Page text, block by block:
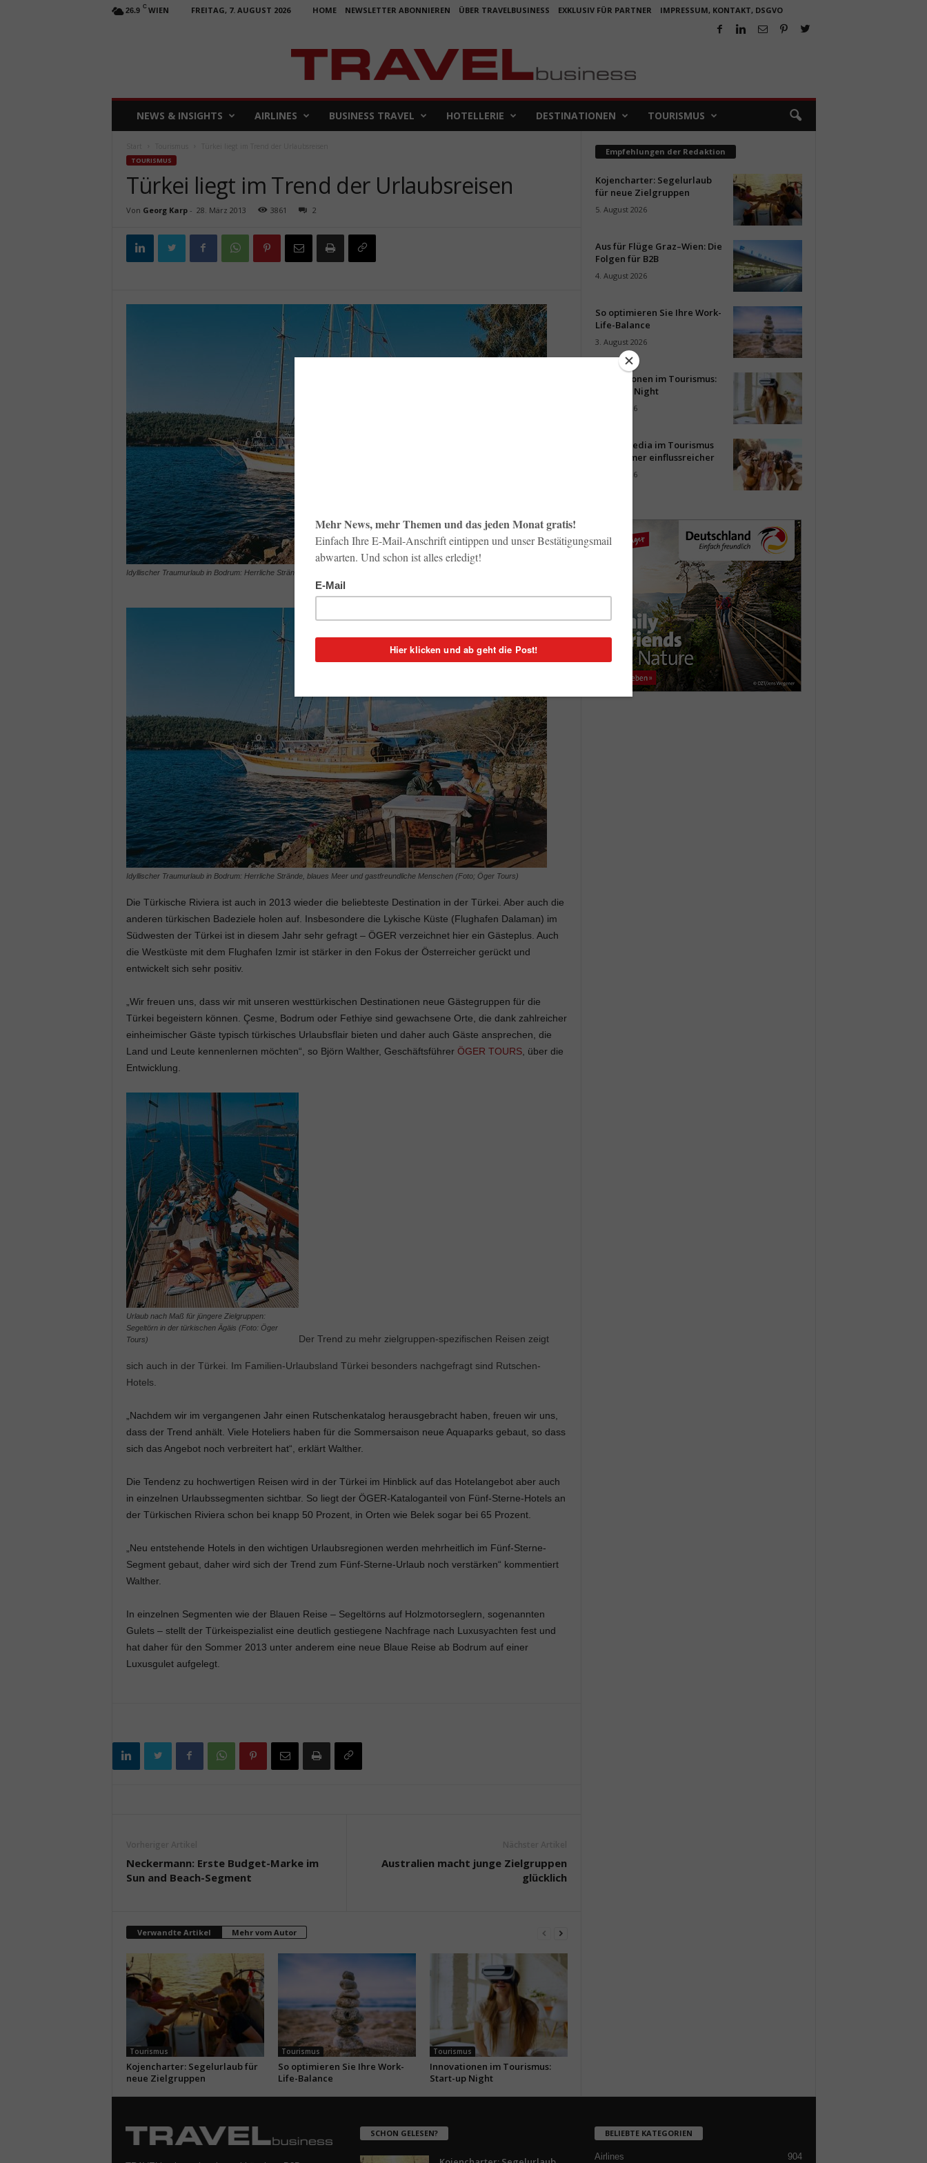
26.9 C WIEN FREITAG, 7. AUGUST 2026 HOME NEWSLETTER ABONNIEREN ÜBER TRAVELBUSINESS EXKLUSIV FÜR PARTNER IMPRESSUM, KONTAKT, DSGVO
A
NEWS & INSIGHTS AIRLINES BUSINESS TRAVEL HOTELLERIE DESTINATIONEN TOURISMUS
TOURISMUS
Türkei liegt im Trend der Urlaubsreisen
Von Georg Karp- 28. März 2013 3861 2
Idyllischer Traumurlaub in Bodrum: Herrliche Strände, blaues Meer und gastfreundliche Menschen (Foto; Thomas Cook)
Idyllischer Traumurlaub in Bodrum: Herrliche Strände, blaues Meer und gastfreundliche Menschen (Foto; Öger Tours)
Die Türkische Riviera ist auch in 2013 wieder die beliebteste Destination in der Türkei. Aber auch die
anderen türkischen Badeziele holen auf. Insbesondere die Lykische Küste (Flughafen Dalaman) im
Südwesten der Türkei ist in diesem Jahr sehr gefragt – ÖGER verzeichnet hier ein Gästeplus. Auch
die Westküste mit dem Flughafen Izmir ist stärker in den Fokus der Österreicher gerückt und
entwickelt sich sehrpositiv.
„Wir freuen uns, dass wir mit unseren westtürkischen Destinationen neue Gästegruppen für die
Türkei begeistern können. Çesme, Bodrum oder Fethiye sind gewachsene Orte, die dank zahlreicher
einheimischer Gäste typisch türkisches Urlaubsflair bieten und daher auch Gäste ansprechen, die
Land und Leute kennenlernen möchten“, so Björn Walther, Geschäftsführer ÖGER TOURS, über die
Entwicklung.
Urlaub nach Maß für jüngere Zielgruppen:
Segeltörn in der türkischen Ägäis (Foto: Öger
Tours)
Der Trend zu mehr zielgruppen-spezifischen Reisen zeigt
sich auch in der Türkei. Im Familien-Urlaubsland Türkei besonders nachgefragt sind Rutschen-
Hotels.
„Nachdem wir im vergangenen Jahr einen Rutschenkatalog herausgebracht haben, freuen wir uns,
dass der Trend anhält. Viele Hoteliers haben für die Sommersaison neue Aquaparks gebaut, so dass
sich das Angebot noch verbreitert hat“, erklärt Walther.
Die Tendenz zu hochwertigen Reisen wird in der Türkei im Hinblick auf das Hotelangebot aber auch
in einzelnen Urlaubssegmenten sichtbar. So liegt der ÖGER-Kataloganteil von Fünf-Sterne-Hotels an
der Türkischen Riviera schon bei knapp 50 Prozent, in Orten wie Belek sogar bei 65 Prozent.
„Neu entstehende Hotels in den wichtigen Urlaubsregionen werden mehrheitlich im Fünf-Sterne-
Segment gebaut, daher wird sich der Trend zum Fünf-Sterne-Urlaub noch verstärken“ kommentiert
Walther.
In einzelnen Segmenten wie der Blauen Reise – Segeltörns auf Holzmotorseglern, sogenannten
Gulets – stellt der Türkeispezialist eine deutlich gestiegene Nachfrage nach Luxusyachten fest und
hat daher für den Sommer 2013 unter anderem eine neue Blaue Reise ab Bodrum auf einer
Luxusgulet aufgelegt.
Neckermann: Erste Budget-Marke im
Sun and Beach-Segment
Australien macht junge Zielgruppen
glücklich
Verwandte Artikel Mehr vom Autor
Tourismus
Kojencharter: Segelurlaub für
neue Zielgruppen
Tourismus
So optimieren Sie Ihre Work-
Life-Balance
Tourismus
Innovationen im Tourismus:
Start-up Night
Empfehlungen der Redaktion
Kojencharter: Segelurlaub
für neue Zielgruppen
5. August 2026
Aus für Flüge Graz–Wien: Die
Folgen für B2B
4. August 2026
So optimieren Sie Ihre Work-
Life-Balance
3. August 2026
Innovationen im Tourismus:
Start-up Night
31. Juli 2026
Social Media im Tourismus
wird immer einflussreicher
30. Juli 2026
SCHON GELESEN? BELIEBTE KATEGORIEN
Airlines 904